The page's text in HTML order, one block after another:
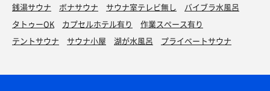
銭湯サウナ
ボナサウナ サウナ室テレビ無し
バイブラ水風呂
タトゥーOK
カプセルホテル有り
作業スペース有り
テントサウナ
サウナ小屋 湖が水風呂 プライベートサウナ